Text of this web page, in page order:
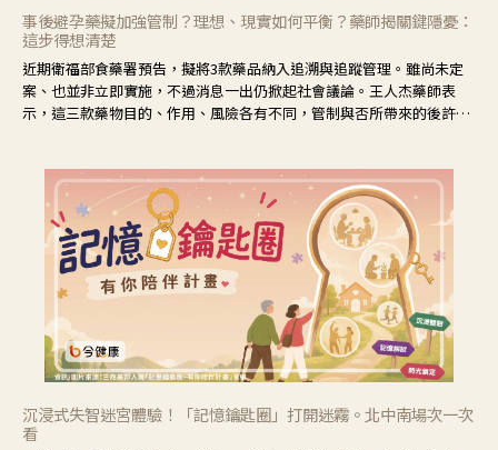
事後避孕藥擬加強管制？理想、現實如何平衡？藥師揭關鍵隱憂：
這步得想清楚
近期衛福部食藥署預告，擬將3款藥品納入追溯與追蹤管理。雖尚未定
案、也並非立即實施，不過消息一出仍掀起社會議論。王人杰藥師表
示，這三款藥物目的、作用、風險各有不同，管制與否所帶來的後許影
沉浸式失智迷宮體驗！「記憶鑰匙圈」打開迷霧。北中南場次一次
看